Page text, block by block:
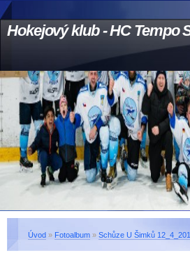
Hokejový klub - HC Tempo
Úvod » Fotoalbum » Schůze U Šimků